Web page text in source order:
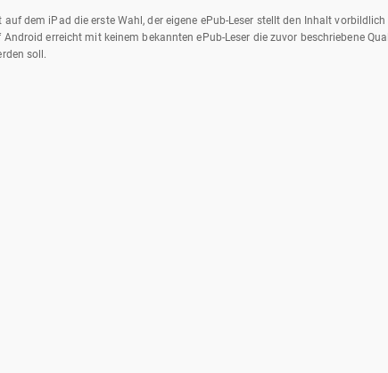
dem iPad die erste Wahl, der eigene ePub-Leser stellt den Inhalt
erreicht mit keinem bekannten ePub-Leser die zuvor beschriebene
soll.